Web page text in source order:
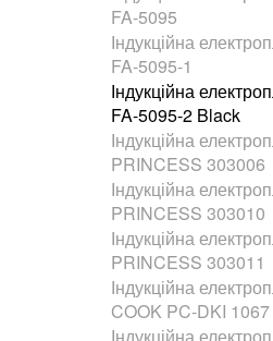
FA-5095
Індукційна
FA-5095-1
Індукційна
FA-5095-2 Black
Індукційна
PRINCESS 303006
Індукційна
PRINCESS 303010
Індукційна
PRINCESS 303011
Індукційна
COOK PC-DKI 1067